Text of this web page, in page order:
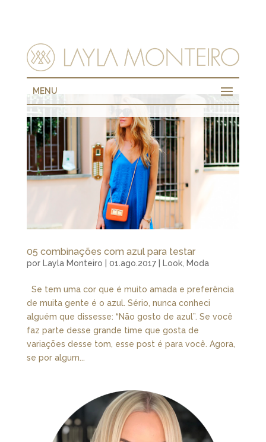
MENU
05 combinações com azul para testar
por Layla Monteiro 01.ago.2017| Look, Moda
Se tem uma cor que é muito amada e preferência
de muita gente é o azul. Sério, nunca conheci
alguém que dissesse: “Não gosto de azul”. Se você
faz parte desse grande time que gosta de
variações desse tom, esse post é para você. Agora,
se por algum...